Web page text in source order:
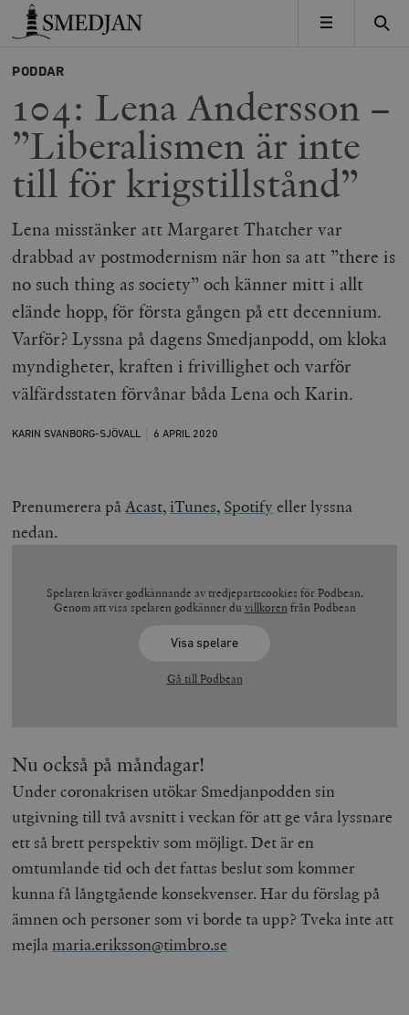
Timbro
MENY
PODDAR
104: Lena Andersson –
”Liberalismen är inte
till för krigstillstånd”
Lena misstänker att Margaret Thatcher var
drabbad av postmodernism när hon sa att ”there is
no such thing as society” och känner mitt i allt
elände hopp, för första gången på ett decennium.
Varför? Lyssna på dagens Smedjanpodd, om kloka
myndigheter, kraften i frivillighet och varför
välfärdsstaten förvånar båda Lena och Karin.
KARIN SVANBORG-SJÖVALL 6 APRIL 2020
Prenumerera påAcast,iTunes, Spotifyeller lyssna
nedan.
Spelaren kräver godkännande av tredjepartscookies för Podbean.
Genom att visa spelaren godkänner du villkoren från Podbean
Visa spelare
Gå till Podbean
Nu också på måndagar!
Under coronakrisen utökar Smedjanpodden sin
utgivning till två avsnitt i veckan för att ge våra lyssnare
ett så brett perspektiv som möjligt. Det är en
omtumlande tid och det fattas beslut som kommer
kunna få långtgående konsekvenser. Har du förslag på
ämnen och personer som vi borde ta upp? Tveka inte att
mejlamaria.eriksson@timbro.se